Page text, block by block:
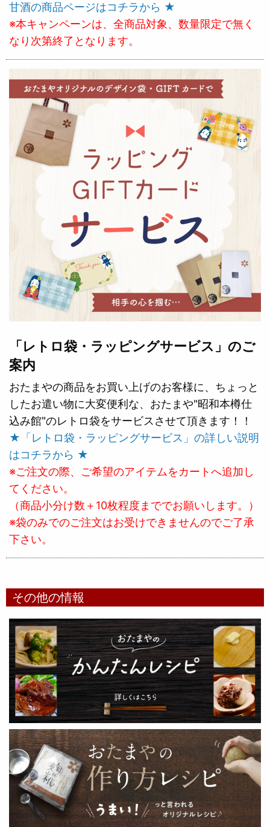
甘酒の商品ページはコチラから ★
※本キャンペーンは、全商品対象、数量限定で無く
なり次第終了となります。
「レトロ袋・ラッピングサービス」のご
案内
おたまやの商品をお買い上げのお客様に、ちょっと
したお遣い物に大変便利な、おたまや"昭和本樽仕
込み館"のレトロ袋をサービスさせて頂きます！！
★「レトロ袋・ラッピングサービス」の詳しい説明
はコチラから ★
※ご注文の際、ご希望のアイテムをカートへ追加し
てください。
（商品小分け数＋10枚程度まででお願いします。）
※袋のみでのご注文はお受けできませんのでご了承
下さい。
その他の情報